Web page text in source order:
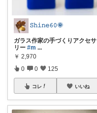
𝚂𝚑𝚒𝚗𝚎𝟼𝟶🌞
ガラス作家の手づくりアクセサ
リー #m ...
￥ 2,970
0 0 125
コレ いいね